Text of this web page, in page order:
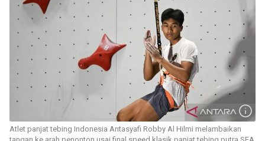
Atlet panjat tebing Indonesia Antasyafi Robby Al Hilmi melambaikan